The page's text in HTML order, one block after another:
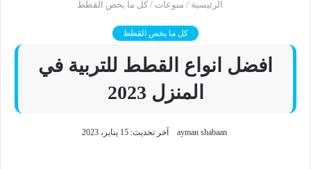
الرئيسية / منوعات / كل ما يخص القطط
كل ما يخص القطط
افضل انواع القطط للتربية في
المنزل 2023
ayman shabaan آخر تحديث: 15 يناير، 2023